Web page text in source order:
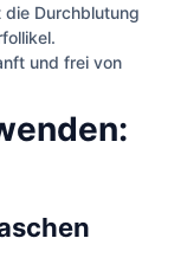
Durchblutung
und frei von